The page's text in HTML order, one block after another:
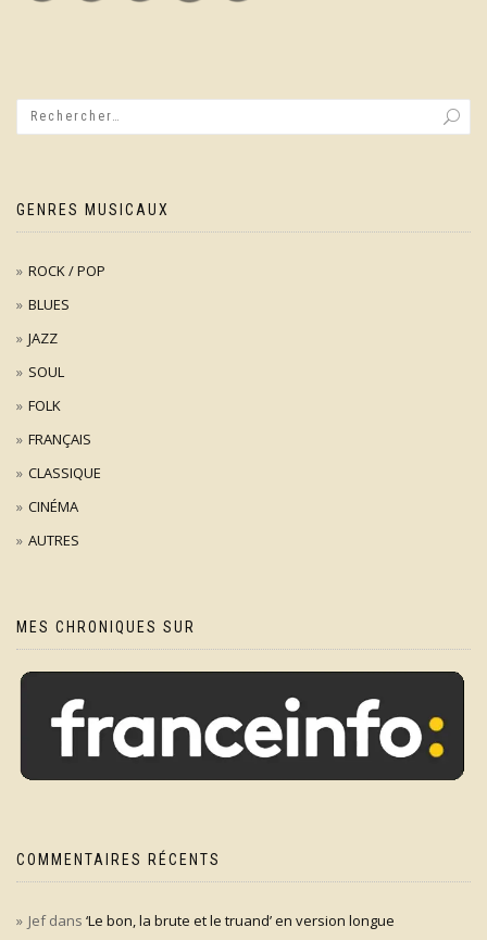
GENRES MUSICAUX
ROCK / POP
BLUES
JAZZ
SOUL
FOLK
FRANÇAIS
CLASSIQUE
CINÉMA
AUTRES
MES CHRONIQUES SUR
COMMENTAIRES RÉCENTS
Jefdans ‘Le bon, la brute et le truand’ en version longue